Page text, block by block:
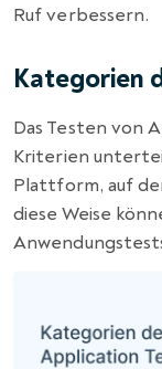
Ruf verbessern.
Kategorien
Das Testen von
Kriterien
Plattform, auf
diese Weise